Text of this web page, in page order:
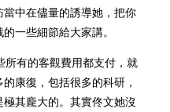
中在儘量的誘導她，把你
一些細節給大家講。
有的客觀費用都支付，就
康復，包括很多的科研，
其龐大的。其實佟文她沒